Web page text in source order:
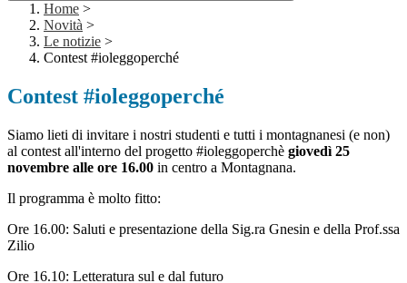
Home >
Novità >
Le notizie >
Contest #ioleggoperché
Contest #ioleggoperché
Siamo lieti di invitare i nostri studenti e tutti i montagnanesi (e non)
al contest all'interno del progetto #ioleggoperchè giovedì 25
novembre alle ore 16.00 in centro a Montagnana.
Il programma è molto fitto:
Ore 16.00: Saluti e presentazione della Sig.ra Gnesin e della Prof.ssa
Zilio
Ore 16.10: Letteratura sul e dal futuro